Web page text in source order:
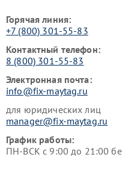
Горячая линия:
+7 (800) 301-55-83
Контактный телефон:
8 (800) 301-55-83
Электронная почта:
info@fix-maytag.ru
для юридических лиц
manager@fix-maytag.ru
График работы:
ПН-ВСК с 9:00 до 21:00